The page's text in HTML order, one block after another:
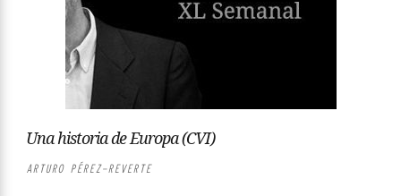
Una historia de Europa (CVI)
ARTURO PÉREZ-REVERTE